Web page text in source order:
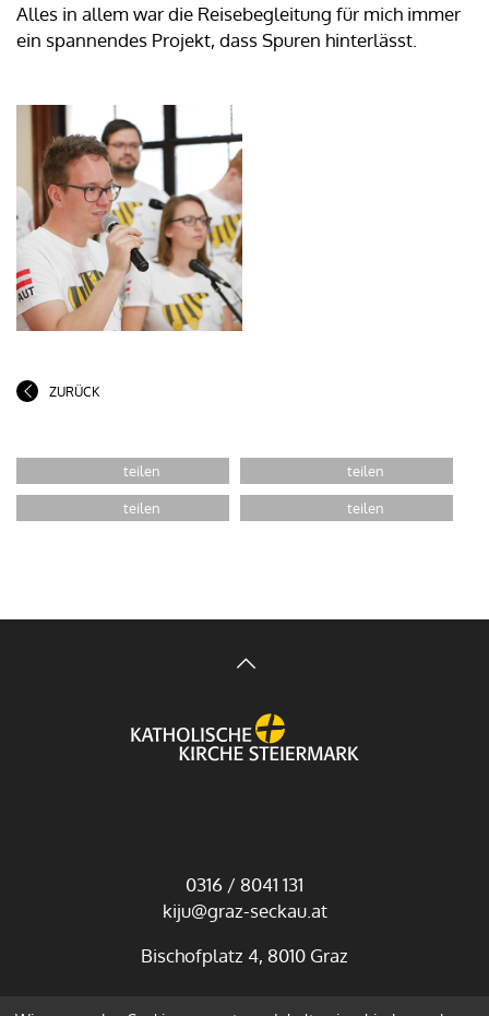
Alles in allem war die Reisebegleitung für mich immer
ein spannendes Projekt, dass Spuren hinterlässt.
ZURÜCK
0316 / 8041 131
kiju@graz-seckau.at
Bischofplatz 4, 8010 Graz